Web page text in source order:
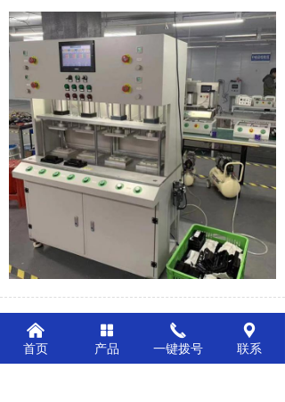
前一个： 七工位检测设备一体机
낀
首页
넒
产品
끅
一键拨号
끇
联系